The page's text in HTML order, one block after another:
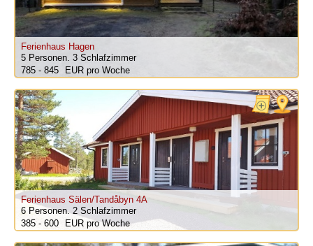
Ferienhaus Hagen
5 Personen. 3 Schlafzimmer
785 - 845
pro Woche
Ferienhaus Sälen/Tandåbyn 4A
6 Personen. 2 Schlafzimmer
385 - 600
pro Woche